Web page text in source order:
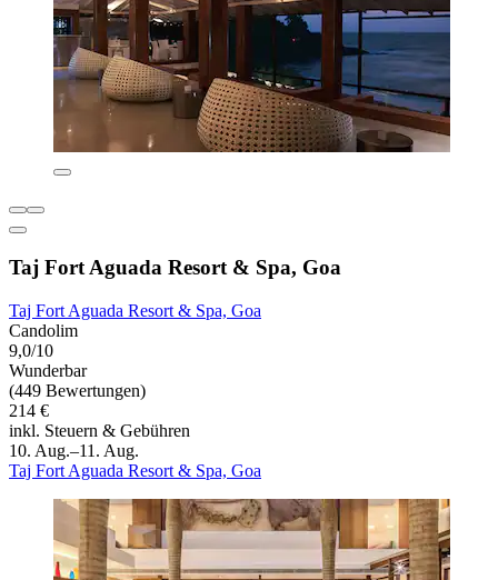
Taj Fort Aguada Resort & Spa, Goa
Taj Fort Aguada Resort & Spa, Goa
Candolim
9,0/10
Wunderbar
(449 Bewertungen)
214 €
inkl. Steuern & Gebühren
10. Aug.–11. Aug.
Taj Fort Aguada Resort & Spa, Goa